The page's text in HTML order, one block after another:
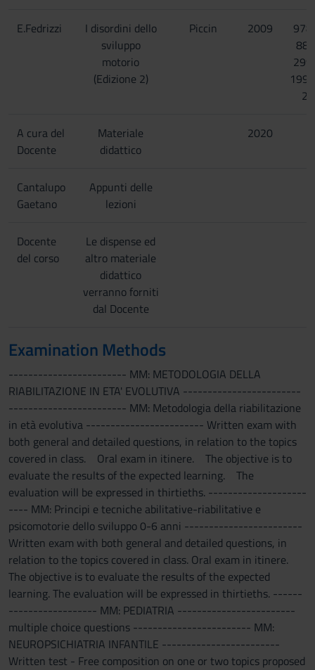
E.Fedrizzi
I disordini dello
sviluppo
motorio
(Edizione 2)
Piccin 2009
88-
2
A cura del
Docente
Materiale
didattico
2020
Cantalupo
Gaetano
Appunti delle
lezioni
Docente
del corso
Le dispense ed
altro materiale
didattico
verranno forniti
dal Docente
Examination Methods
------------------------ MM: METODOLOGIA DELLA
RIABILITAZIONE IN ETA' EVOLUTIVA ------------------------
------------------------ MM: Metodologia della riabilitazione
in età evolutiva ------------------------ Written exam with
both general and detailed questions, in relation to the topics
covered in class. Oral exam in itinere. The objective is to
evaluate the results of the expected learning. The
evaluation will be expressed in thirtieths. --------------------
---- MM: Principi e tecniche abilitative-riabilitative e
psicomotorie dello sviluppo 0-6 anni ------------------------
Written exam with both general and detailed questions, in
relation to the topics covered in class. Oral exam in itinere.
The objective is to evaluate the results of the expected
learning. The evaluation will be expressed in thirtieths. ------
------------------ MM: PEDIATRIA ------------------------
multiple choice questions ------------------------ MM:
NEUROPSICHIATRIA INFANTILE ------------------------
Written test - Free composition on one or two topics proposed